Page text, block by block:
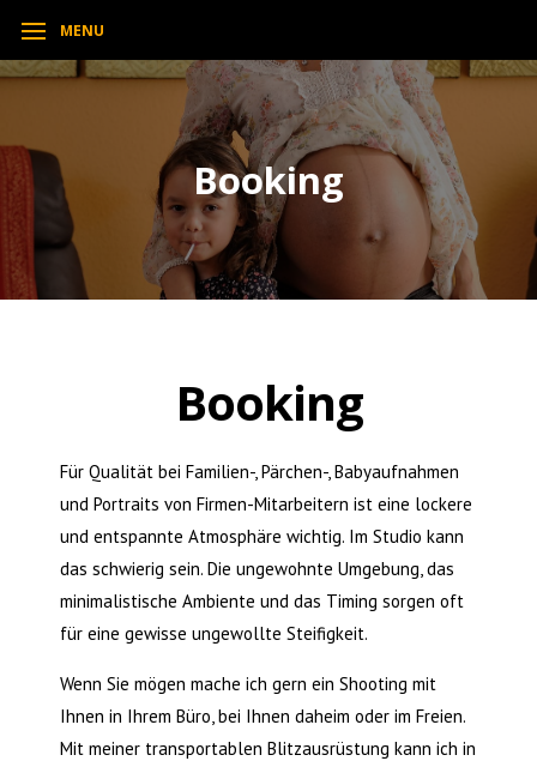
MENU
Booking
Booking
Für Qualität bei Familien-, Pärchen-, Babyaufnahmen
und Portraits von Firmen-Mitarbeitern ist eine lockere
und entspannte Atmosphäre wichtig. Im Studio kann
das schwierig sein. Die ungewohnte Umgebung, das
minimalistische Ambiente und das Timing sorgen oft
für eine gewisse ungewollte Steifigkeit.
Wenn Sie mögen mache ich gern ein Shooting mit
Ihnen in Ihrem Büro, bei Ihnen daheim oder im Freien.
Mit meiner transportablen Blitzausrüstung kann ich in